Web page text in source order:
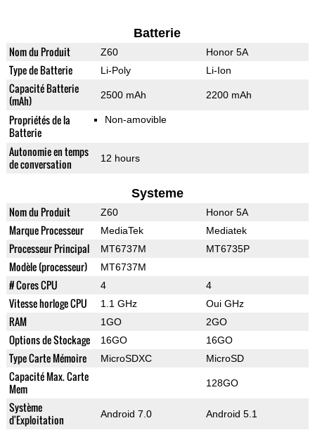
Batterie
Nom du Produit Z60 Honor 5A
Type de Batterie Li-Poly Li-Ion
Capacité Batterie
(mAh)
2500 mAh 2200 mAh
Propriétés de la
Batterie
Non-amovible
Autonomie en temps
de conversation
12 hours
Systeme
Nom du Produit Z60 Honor 5A
Marque Processeur MediaTek Mediatek
Processeur Principal MT6737M MT6735P
Modèle (processeur) MT6737M
# Cores CPU 4 4
Vitesse horloge CPU 1.1 GHz Oui GHz
RAM 1GO 2GO
Options de Stockage 16GO 16GO
Type Carte Mémoire MicroSDXC MicroSD
Capacité Max. Carte
Mem
128GO
Système
d'Exploitation
Android 7.0 Android 5.1